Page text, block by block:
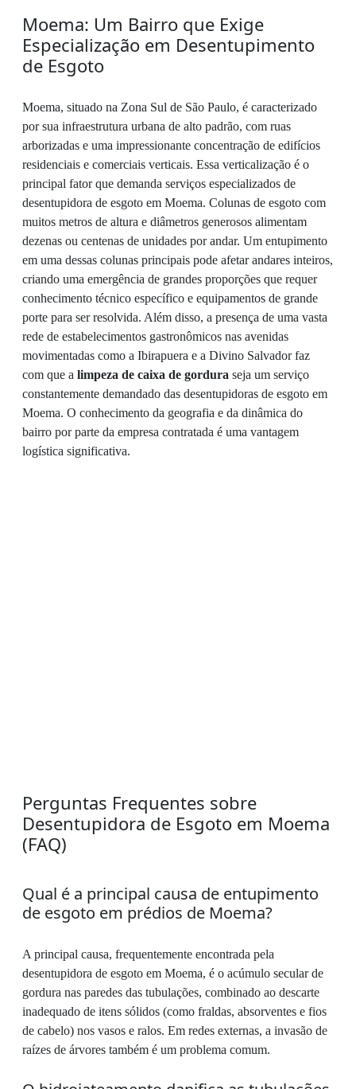
Moema: Um Bairro que Exige
Especialização em Desentupimento
de Esgoto
Moema, situado na Zona Sul de São Paulo, é caracterizado
por sua infraestrutura urbana de alto padrão, com ruas
arborizadas e uma impressionante concentração de edifícios
residenciais e comerciais verticais. Essa verticalização é o
principal fator que demanda serviços especializados de
desentupidora de esgoto em Moema. Colunas de esgoto com
muitos metros de altura e diâmetros generosos alimentam
dezenas ou centenas de unidades por andar. Um entupimento
em uma dessas colunas principais pode afetar andares inteiros,
criando uma emergência de grandes proporções que requer
conhecimento técnico específico e equipamentos de grande
porte para ser resolvida. Além disso, a presença de uma vasta
rede de estabelecimentos gastronômicos nas avenidas
movimentadas como a Ibirapuera e a Divino Salvador faz
com que a limpeza de caixa de gordura seja um serviço
constantemente demandado das desentupidoras de esgoto em
Moema. O conhecimento da geografia e da dinâmica do
bairro por parte da empresa contratada é uma vantagem
logística significativa.
Perguntas Frequentes sobre
Desentupidora de Esgoto em Moema
(FAQ)
Qual é a principal causa de entupimento
de esgoto em prédios de Moema?
A principal causa, frequentemente encontrada pela
desentupidora de esgoto em Moema, é o acúmulo secular de
gordura nas paredes das tubulações, combinado ao descarte
inadequado de itens sólidos (como fraldas, absorventes e fios
de cabelo) nos vasos e ralos. Em redes externas, a invasão de
raízes de árvores também é um problema comum.